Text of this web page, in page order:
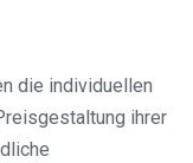
die individuellen
ihrer